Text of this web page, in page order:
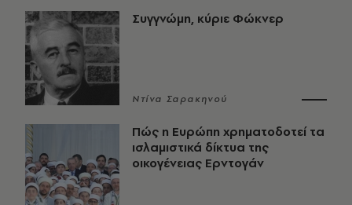
Συγγνώμη, κύριε Φώκνερ
Ντίνα Σαρακηνού
Πώς η Ευρώπη χρηματοδοτεί τα
ισλαμιστικά δίκτυα της
οικογένειας Ερντογάν